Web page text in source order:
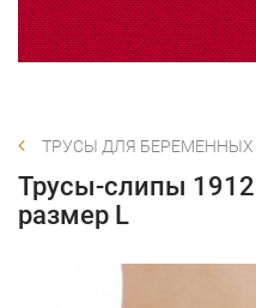
ТРУСЫ ДЛЯ БЕРЕМЕННЫХ
Трусы-слипы
размер L